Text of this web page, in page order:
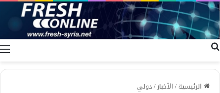
الرئيسية/الأخبار/دولي